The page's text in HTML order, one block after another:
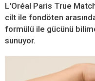
L'Oréal Paris True
cilt ile fondöten
formülü ile gücünü
sunuyor.